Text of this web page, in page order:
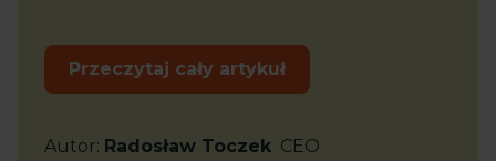
Przeczytaj cały artykuł
Autor: Radosław Toczek CEO